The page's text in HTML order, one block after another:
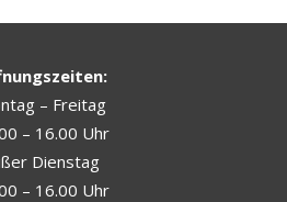
– Freitag
– 16.00 Uhr
Dienstag
– 16.00 Uhr